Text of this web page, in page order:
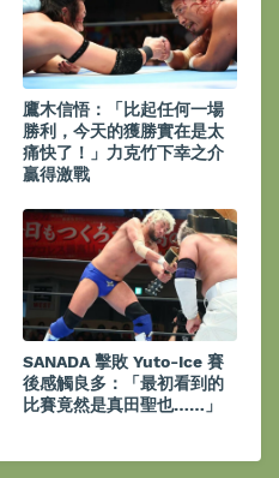
鷹木信悟：「比起任何一場
勝利，今天的獲勝實在是太
痛快了！」力克竹下幸之介
贏得激戰
SANADA 擊敗 Yuto-Ice 賽
後感觸良多：「最初看到的
比賽竟然是真田聖也……」